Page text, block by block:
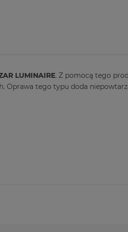
LUMINAIRE. Z pomocą tego
Oprawa tego typu doda